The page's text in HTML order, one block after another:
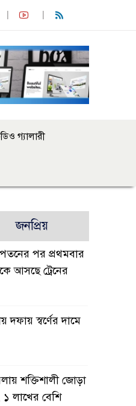
গ্যালারী
জনপ্রিয়
পতনের পর প্রথমবার
আসছে ট্রেনের
দফায় স্বর্ণের দামে
শক্তিশালী জোড়া
লাখের বেশি